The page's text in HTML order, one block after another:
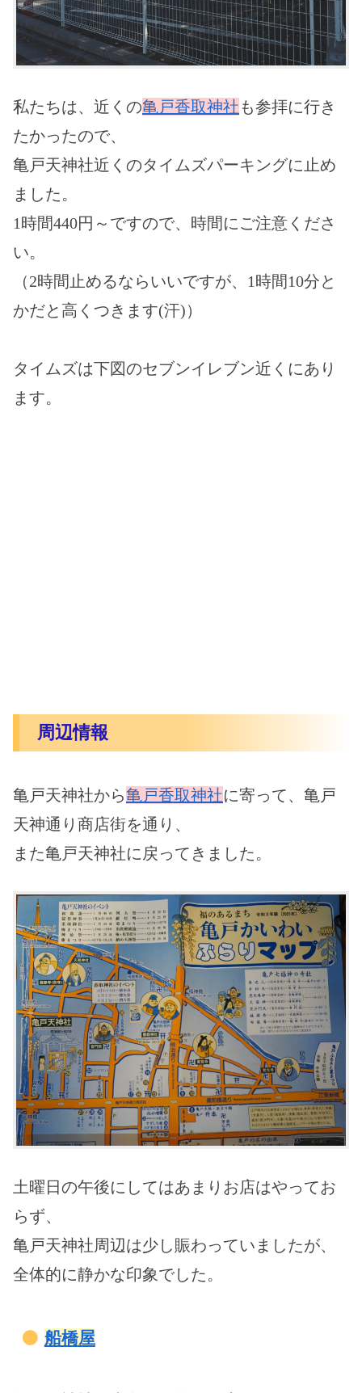
私たちは、近くの亀戸香取神社も参拝に行き
たかったので、
亀戸天神社近くのタイムズパーキングに止め
ました。
1時間440円～ですので、時間にご注意くださ
い。
（2時間止めるならいいですが、1時間10分と
かだと高くつきます(汗)）
タイムズは下図のセブンイレブン近くにあり
ます。
周辺情報
亀戸天神社から亀戸香取神社に寄って、亀戸
天神通り商店街を通り、
また亀戸天神社に戻ってきました。
土曜日の午後にしてはあまりお店はやってお
らず、
亀戸天神社周辺は少し賑わっていましたが、
全体的に静かな印象でした。
船橋屋